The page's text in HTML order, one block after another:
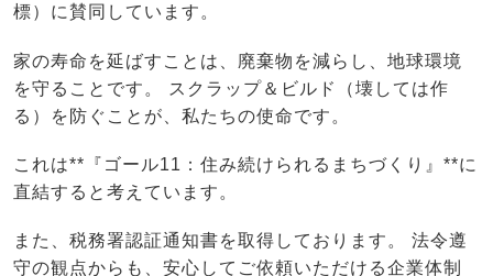
標）に賛同しています。
家の寿命を延ばすことは、廃棄物を減らし、地球環境
を守ることです。 スクラップ＆ビルド（壊しては作
る）を防ぐことが、私たちの使命です。
これは**『ゴール11：住み続けられるまちづくり』**に
直結すると考えています。
また、税務署認証通知書を取得しております。 法令遵
守の観点からも、安心してご依頼いただける企業体制